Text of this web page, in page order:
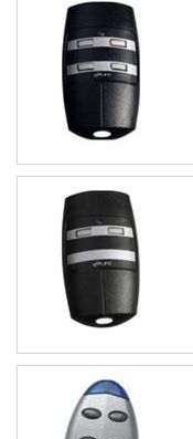
59,00 €
49,17 €
46,38 €
38,65 €